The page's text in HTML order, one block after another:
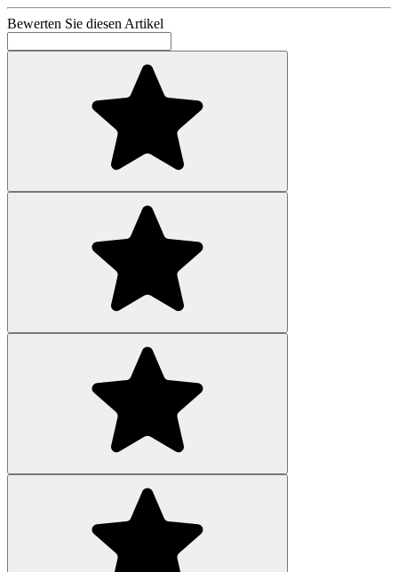
Bewerten Sie diesen Artikel